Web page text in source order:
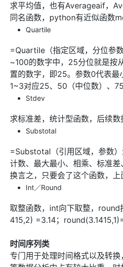
求平均值，也有Averageaif，
同名函数，python有近似函数
Quartile
=Quartile（指定区域，分位参
~100的数字中，25分位就是按
置的数字，即25。参数0代表最
1~3对应25、50（中位数）、
Stdev
求标准差，统计型函数，后续数
Substotal
=Substotal（引用区域，参数）
计数、最大最小、相乘、标准差
换言之，只要会了这个函数，上
Int／Round
取整函数，int向下取整，round
415,2) =3.14；
时间序列类
专门用于处理时间格式以及转